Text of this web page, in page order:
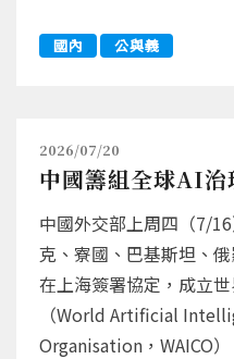
國內 公與義
2026/07/20
中國籌組全球AI
中國外交部上周四（7/
克、寮國、巴基斯坦、
在上海簽署協定，成立
（World Artificial
Organisation，WAICO